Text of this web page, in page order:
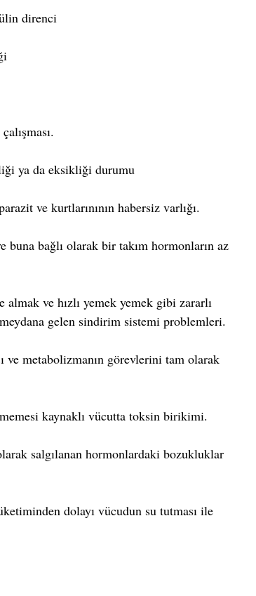
direnci
ya da eksikliği durumu
ve kurtlarınının habersiz varlığı.
buna bağlı olarak bir takım hormonların az
ve hızlı yemek yemek gibi zararlı
gelen sindirim sistemi problemleri.
ve metabolizmanın görevlerini tam olarak
kaynaklı vücutta toksin birikimi.
salgılanan hormonlardaki bozukluklar
dolayı vücudun su tutması ile